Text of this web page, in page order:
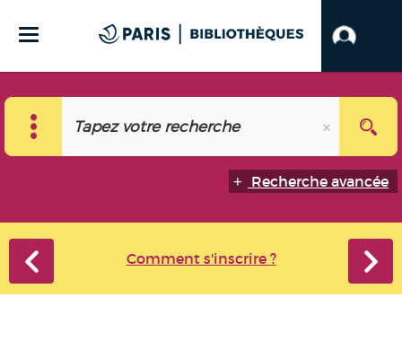
Recherche avancée
Comment s'inscrire ?